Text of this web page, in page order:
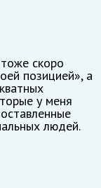
скоро
позицией», а
у меня
людей.